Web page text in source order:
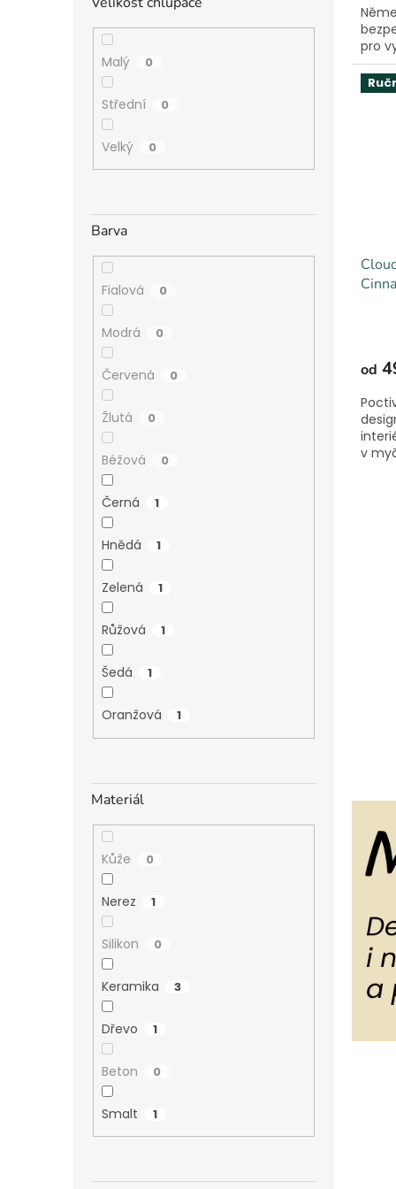
Malý 0
Střední 0
Velký 0
Barva
Fialová 0
Modrá 0
Červená 0
Žlutá 0
Béžová 0
Černá 1
Hnědá 1
Zelená 1
Růžová 1
Šedá 1
Oranžová 1
Materiál
Kůže 0
Nerez 1
Silikon 0
Keramika 3
Dřevo 1
Beton 0
Smalt 1
pro
od
v